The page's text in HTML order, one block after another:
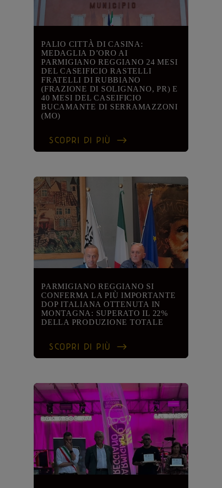
PALIO CITTÀ DI CASINA:
MEDAGLIA D’ORO AI
PARMIGIANO REGGIANO 24 MESI
DEL CASEIFICIO RASTELLI
FRATELLI DI RUBBIANO
(FRAZIONE DI SOLIGNANO, PR) E
40 MESI DEL CASEIFICIO
BUCAMANTE DI SERRAMAZZONI
(MO)
SCOPRI DI PIÙ
PARMIGIANO REGGIANO SI
CONFERMA LA PIÙ IMPORTANTE
DOP ITALIANA OTTENUTA IN
MONTAGNA: SUPERATO IL 22%
DELLA PRODUZIONE TOTALE
SCOPRI DI PIÙ